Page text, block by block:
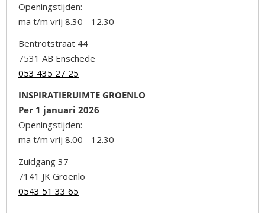
Openingstijden:
ma t/m vrij 8.30 - 12.30
Bentrotstraat 44
7531 AB Enschede
053 435 27 25
INSPIRATIERUIMTE GROENLO
Per 1 januari 2026
Openingstijden:
ma t/m vrij 8.00 - 12.30
Zuidgang 37
7141 JK Groenlo
0543 51 33 65